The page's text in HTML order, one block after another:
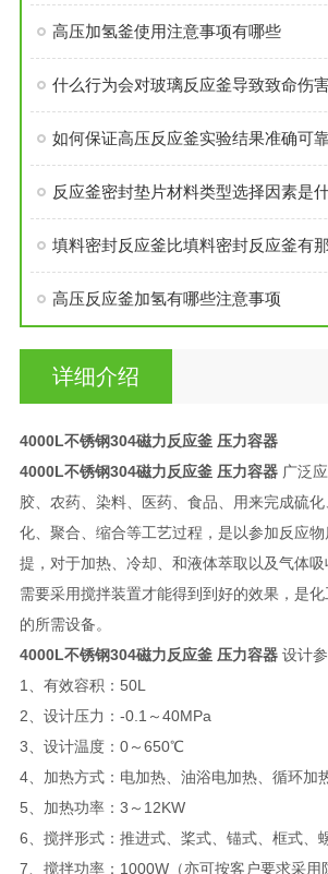
高压加氢釜使用注意事项有哪些
什么行为会对玻璃反应釜导致致命伤
如何保证高压反应釜实验结果准确可
反应釜密封垫片材料类型选择因素是
填料密封反应釜比填料密封反应釜有
高压反应釜加氢有哪些注意事项
详细介绍
4000L不锈钢304磁力反应釜 压力容器
4000L不锈钢304磁力反应釜 压力容器广泛应
胶、农药、染料、医药、食品、用来完成硫
化、聚合、缩合等工艺过程，是以参加反应
提，对于加热、冷却、和液体萃取以及气体
需要采用搅拌装置才能得到到好的效果，是
的所需设备。
4000L不锈钢304磁力反应釜 压力容器设计
1、有效容积：50L
2、设计压力：-0.1～40MPa
3、设计温度：0～650℃
4、加热方式：电加热、油浴电加热、循环加
5、加热功率：3～12KW
6、搅拌形式：推进式、桨式、锚式、框式、
7、搅拌功率：1000W（亦可按客户要求采用